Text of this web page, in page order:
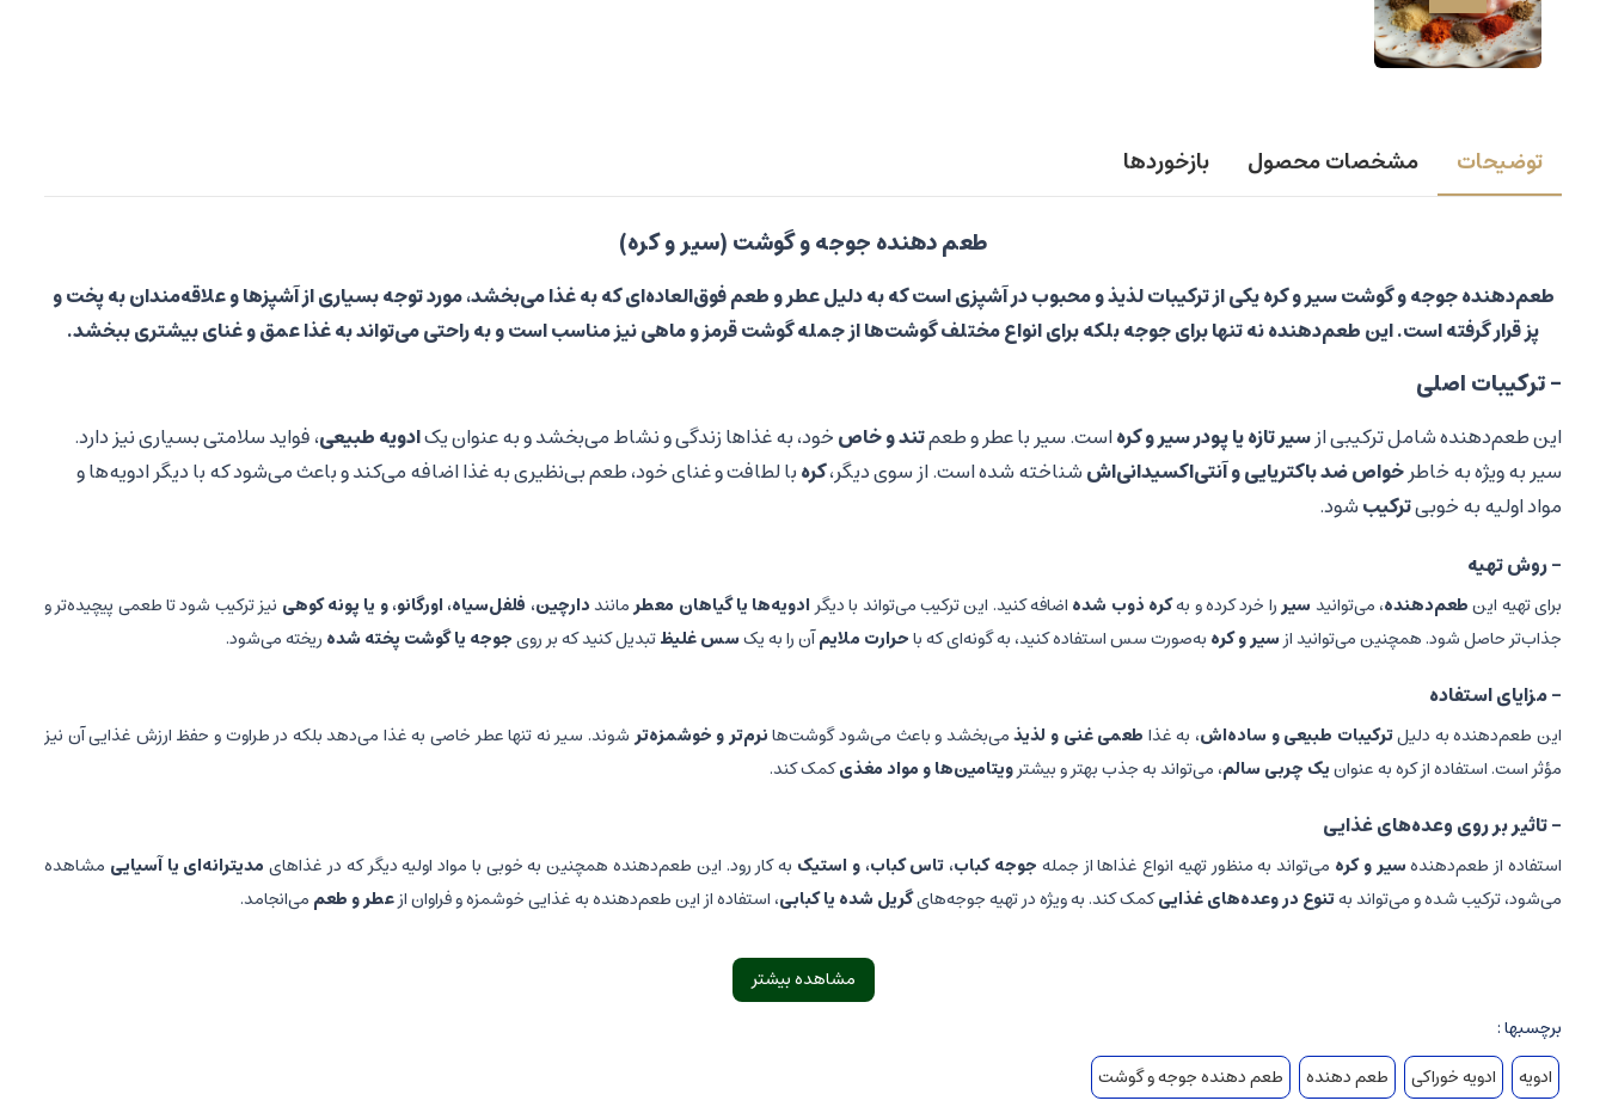
توضیحات مشخصات محصول بازخوردها
طعم دهنده جوجه و گوشت (سیر و کره)
طعم‌دهنده جوجه و گوشت سیر و کره یکی از ترکیبات لذیذ و محبوب در آشپزی است که به دلیل عطر و طعم فوق‌العاده‌ای که به غذا می‌بخشد، مورد توجه بسیاری از آشپزها و علاقه‌مندان به پخت و
پز قرار گرفته است. این طعم‌دهنده نه تنها برای جوجه بلکه برای انواع مختلف گوشت‌ها از جمله گوشت قرمز و ماهی نیز مناسب است و به راحتی می‌تواند به غذا عمق و غنای بیشتری ببخشد.
- ترکیبات اصلی
این طعم‌دهنده شامل ترکیبی ازسیر تازه یا پودر سیر و کرهاست. سیر با عطر و طعمتند و خاصخود، به غذاها زندگی و نشاط می‌بخشد و به عنوان یکادویه طبیعی، فواید سلامتی بسیاری نیز دارد.
سیر به ویژه به خاطرخواص ضد باکتریایی و آنتی‌اکسیدانی‌اششناخته شده است. از سوی دیگر،کرهبا لطافت و غنای خود، طعم بی‌نظیری به غذا اضافه می‌کند و باعث می‌شود که با دیگر ادویه‌ها و
مواد اولیه به خوبیترکیبشود.
- روش تهیه
برای تهیه اینطعم‌دهنده، می‌توانید سیررا خرد کرده و بهکره ذوب شده اضافه کنید. این ترکیب می‌تواند با دیگر ادویه‌ها یا گیاهان معطرمانند دارچین، فلفل‌سیاه، اورگانو، و یا پونه کوهی نیز ترکیب شود تا طعمی پیچیده‌تر و
جذاب‌تر حاصل شود. همچنین می‌توانید از سیر و کره به‌صورت سس استفاده کنید، به گونه‌ای که باحرارت ملایمآن را به یکسس غلیظتبدیل کنید که بر رویجوجه یا گوشت پخته شده ریخته می‌شود.
- مزایای استفاده
این طعم‌دهنده به دلیلترکیبات طبیعی و ساده‌اش، به غذا طعمی غنی و لذیذمی‌بخشد و باعث می‌شود گوشت‌هانرم‌تر و خوشمزه‌ترشوند. سیر نه تنها عطر خاصی به غذا می‌دهد بلکه در طراوت و حفظ ارزش غذایی آن نیز
مؤثر است. استفاده از کره به عنوانیک چربی سالم، می‌تواند به جذب بهتر و بیشترویتامین‌ها و مواد مغذیکمک کند.
- تاثیر بر روی وعده‌های غذایی
استفاده از طعم‌دهندهسیر و کره می‌تواند به منظور تهیه انواع غذاها از جمله جوجه کباب، تاس کباب، و استیک به کار رود. این طعم‌دهنده همچنین به خوبی با مواد اولیه دیگر که در غذاهایمدیترانه‌ای یا آسیایی مشاهده
می‌شود، ترکیب شده و می‌تواند بهتنوع در وعده‌های غذاییکمک کند. به ویژه در تهیه جوجه‌هایگریل شده یا کبابی، استفاده از این طعم‌دهنده به غذایی خوشمزه و فراوان ازعطر و طعم می‌انجامد.
یک انتخاب بی‌نظیر برای هر آشپزخانه است؛ چرا که به واسطه ترکیباتاصلی و طبیعی
استفاده از این
مشاهده بیشتر
برچسبها :
ادویه
ادویه خوراکی طعم دهنده طعم دهنده جوجه و گوشت